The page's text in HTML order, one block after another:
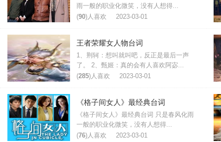
雨一般的职业化微笑，没有人想得...
(90)人喜欢 2023-03-01
王者荣耀女人物台词
1、荆轲：想叫就叫吧，反正是最后一声
了。 2、甄姬：真的会有人喜欢阿宓...
(285)人喜欢 2023-03-01
《格子间女人》最经典台词
《格子间女人》最经典台词 只是春风化雨
一般的职业化微笑，没有人想得...
(76)人喜欢 2023-03-01